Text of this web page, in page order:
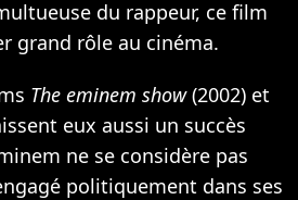
du rappeur, ce film
grand rôle au cinéma.
The eminem show(2002) et
eux aussi un succès
ne se considère pas
politiquement dans ses